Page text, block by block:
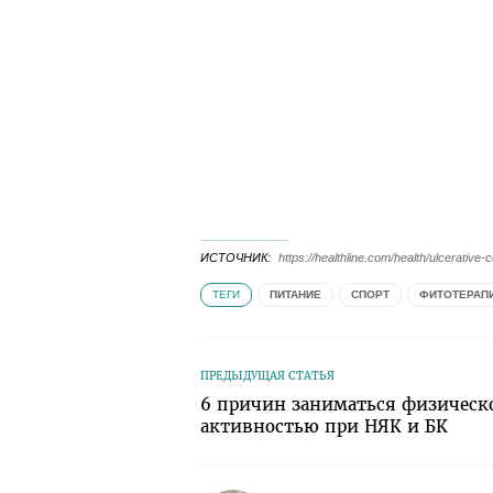
ИСТОЧНИК https://healthline.com/health/
ТЕГИ ПИТАНИЕ СПОРТ
ПРЕДЫДУЩАЯ СТАТЬЯ
6 причин заниматься
активностью при НЯК и БК